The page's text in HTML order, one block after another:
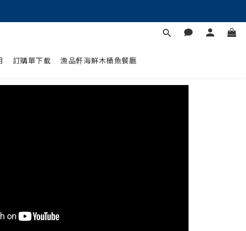
訂購單下載 漁品軒海鮮木桶魚餐廳